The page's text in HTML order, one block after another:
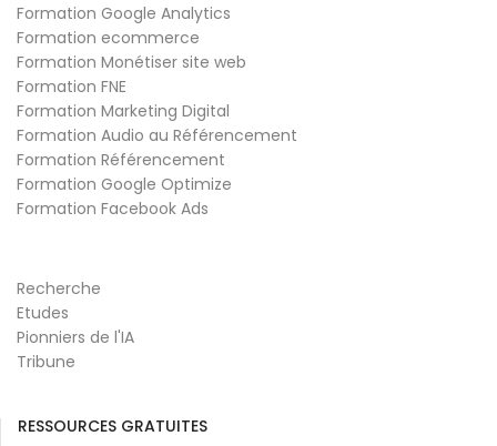
Formation Google Analytics
Formation ecommerce
Formation Monétiser site web
Formation FNE
Formation Marketing Digital
Formation Audio au Référencement
Formation Référencement
Formation Google Optimize
Formation Facebook Ads
Recherche
Etudes
Pionniers de l'IA
Tribune
RESSOURCES GRATUITES